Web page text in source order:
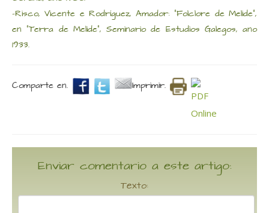
-Risco, Vicente e Rodríguez, Amador: “Folclore de Melide”,
en “Terra de Melide”, Seminario de Estudios Galegos, ano
1933.
Comparte en. Imprimir.
Enviar comentario a este artigo:
Texto: